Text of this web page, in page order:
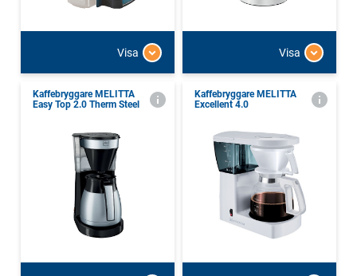
Visa Visa
Kaffebryggare MELITTA
Easy Top 2.0 Therm Steel
Kaffebryggare MELITTA
Excellent 4.0